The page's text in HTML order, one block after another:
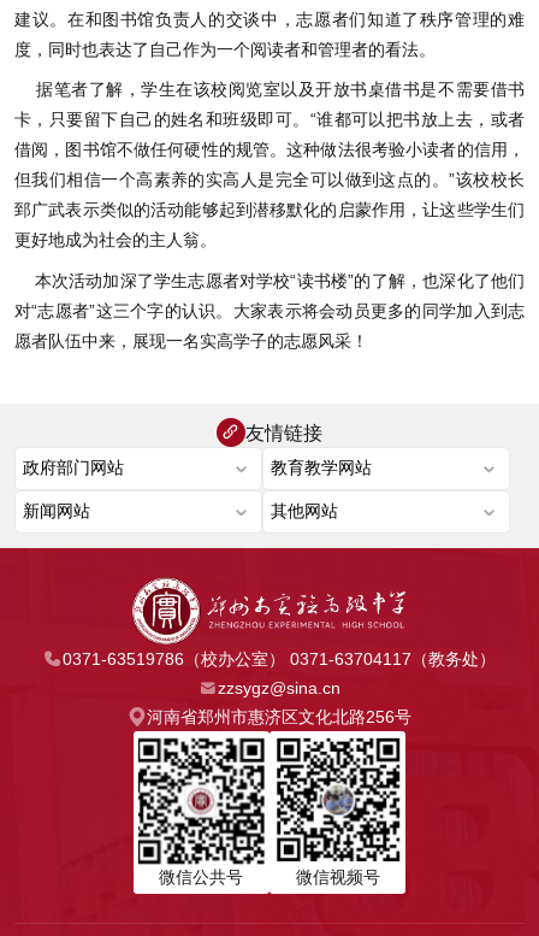
建议。在和图书馆负责人的交谈中，志愿者们知道了秩序管理的难
度，同时也表达了自己作为一个阅读者和管理者的看法。
据笔者了解，学生在该校阅览室以及开放书桌借书是不需要借书
卡，只要留下自己的姓名和班级即可。“谁都可以把书放上去，或者
借阅，图书馆不做任何硬性的规管。这种做法很考验小读者的信用，
但我们相信一个高素养的实高人是完全可以做到这点的。”该校校长
郅广武表示类似的活动能够起到潜移默化的启蒙作用，让这些学生们
更好地成为社会的主人翁。
本次活动加深了学生志愿者对学校“读书楼”的了解，也深化了他们
对“志愿者”这三个字的认识。大家表示将会动员更多的同学加入到志
愿者队伍中来，展现一名实高学子的志愿风采！
友情链接
0371-63519786（校办公室） 0371-63704117（教务处）
zzsygz@sina.cn
河南省郑州市惠济区文化北路256号
微信公共号 微信视频号